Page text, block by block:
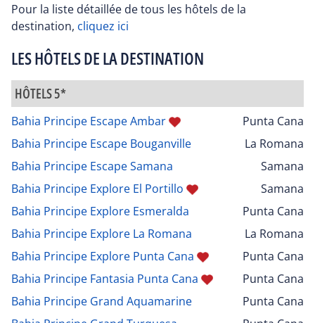
Pour la liste détaillée de tous les hôtels de la
destination, cliquez ici
LES HÔTELS DE LA DESTINATION
HÔTELS 5*
Bahia Principe Escape Ambar
Punta Cana
Bahia Principe Escape Bouganville
La Romana
Bahia Principe Escape Samana
Samana
Bahia Principe Explore El Portillo
Samana
Bahia Principe Explore Esmeralda
Punta Cana
Bahia Principe Explore La Romana
La Romana
Bahia Principe Explore Punta Cana
Punta Cana
Bahia Principe Fantasia Punta Cana
Punta Cana
Bahia Principe Grand Aquamarine
Punta Cana